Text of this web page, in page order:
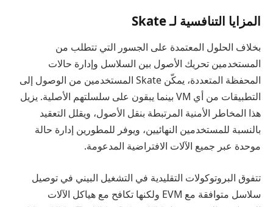
المزايا التنافسية لـ Skate
بخلاف الحلول المعتمدة على الجسور التي تتطلب من
المستخدمين تحريك الأصول بين السلاسل وإدارة حالات
المحفظة المتعددة، يمكّن Skate المستخدمين من الوصول إلى
التطبيقات من أي VM بينما يبقون على سلسلتهم الأصلية. يزيل
هذا المخاطر الأمنية المرتبطة بنقل الأصول، ويقلل التعقيد
بالنسبة للمستخدمين النهائيين، ويوفر للمطورين إدارة حالة
موحدة عبر جميع الآلات الافتراضية المدعومة.
تتفوق البروتوكولات التقليدية في التشغيل البيني في توصيل
سلاسل متوافقة مع EVM ولكنها تكافح مع هياكل الآلات